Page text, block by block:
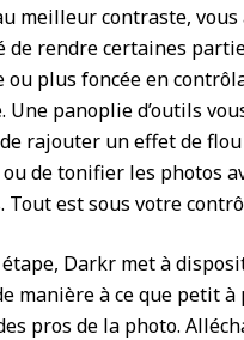
meilleur contraste, vous
rendre certaines
ou plus foncée en
Une panoplie d’outils
rajouter un effet de
de tonifier les photos
Tout est sous votre
Darkr met à
manière à ce que petit à
pros de la photo.